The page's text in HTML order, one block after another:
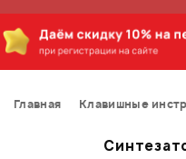
Главная Клавишные